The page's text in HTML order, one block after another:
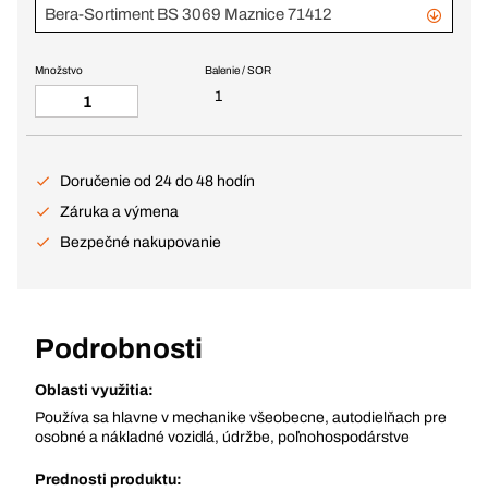
Bera-Sortiment BS 3069 Maznice 71412
Balenie / SOR
1
Množstvo
Doručenie od 24 do 48 hodín
Záruka a výmena
Bezpečné nakupovanie
Podrobnosti
Oblasti využitia:
Používa sa hlavne v mechanike všeobecne, autodielňach pre
osobné a nákladné vozidlá, údržbe, poľnohospodárstve
Prednosti produktu: